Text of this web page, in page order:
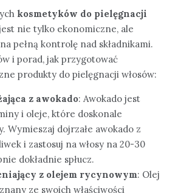
kosmetyków do pielęgnacji
nie tylko ekonomiczne, ale
pełną kontrolę nad składnikami.
i porad, jak przygotować
produkty do pielęgnacji włosów:
z awokado: Awokado jest
i oleje, które doskonale
Wymieszaj dojrzałe awokado z
i zastosuj na włosy na 20-30
dokładnie spłucz.
z olejem rycynowym: Olej
ze swoich właściwości